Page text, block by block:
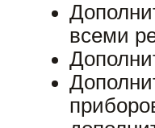
всеми